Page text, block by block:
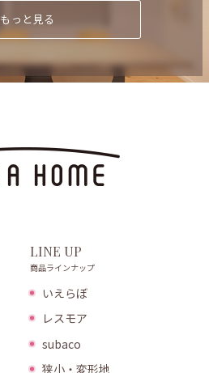
もっと見る
LINE UP
商品ラインナップ
いえらぼ
レスモア
subaco
狭小・変形地